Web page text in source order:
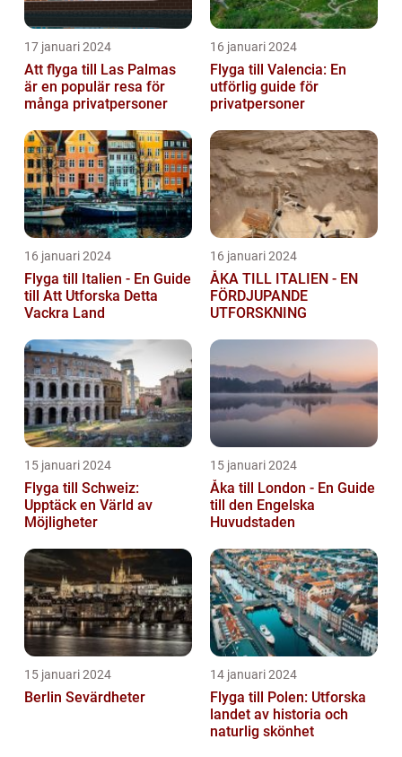
17 januari 2024
Att flyga till Las Palmas
är en populär resa för
många privatpersoner
16 januari 2024
Flyga till Valencia: En
utförlig guide för
privatpersoner
16 januari 2024
Flyga till Italien - En Guide
till Att Utforska Detta
Vackra Land
16 januari 2024
ÅKA TILL ITALIEN - EN
FÖRDJUPANDE
UTFORSKNING
15 januari 2024
Flyga till Schweiz:
Upptäck en Värld av
Möjligheter
15 januari 2024
Åka till London - En Guide
till den Engelska
Huvudstaden
15 januari 2024
Berlin Sevärdheter
14 januari 2024
Flyga till Polen: Utforska
landet av historia och
naturlig skönhet